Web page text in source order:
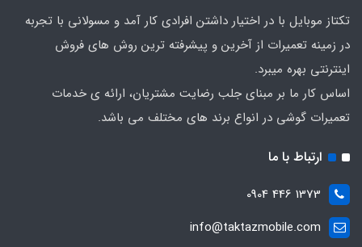
تکتاز موبایل با در اختیار داشتن افرادی کار آمد و مسولانی با تجربه
در زمینه تعمیرات از آخرین و پیشرفته ترین روش های فروش
اینترنتی بهره میبرد.
اساس کار ما بر مبنای جلب رضایت مشتریان، ارائه ی خدمات
تعمیرات گوشی در انواع برند های مختلف می باشد.
ارتباط با ما
1373 446 0904
info@taktazmobile.com